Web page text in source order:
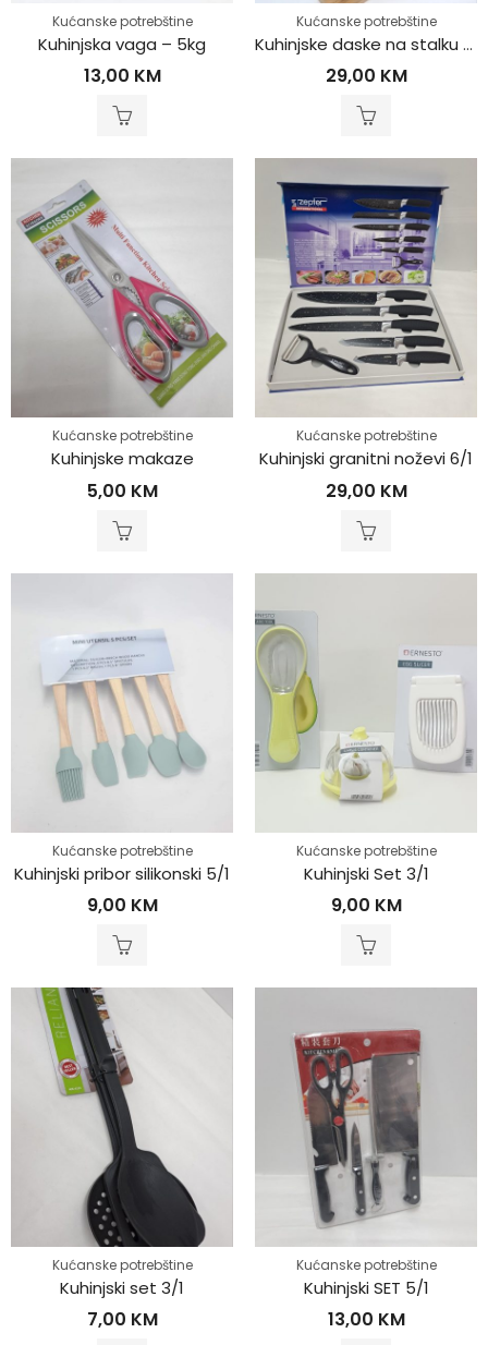
Kućanske potrebštine
Kuhinjska vaga – 5kg
13,00 KM
Kućanske potrebštine
Kuhinjske daske na stalku 4/1
29,00 KM
Kućanske potrebštine
Kuhinjske makaze
5,00 KM
Kućanske potrebštine
Kuhinjski granitni noževi 6/1
29,00 KM
Kućanske potrebštine
Kuhinjski pribor silikonski 5/1
9,00 KM
Kućanske potrebštine
Kuhinjski Set 3/1
9,00 KM
Kućanske potrebštine
Kuhinjski set 3/1
7,00 KM
Kućanske potrebštine
Kuhinjski SET 5/1
13,00 KM